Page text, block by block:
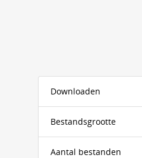
Downloaden
Bestandsgrootte
Aantal bestanden